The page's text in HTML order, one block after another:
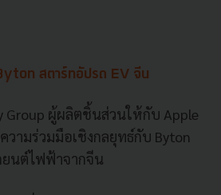
สตาร์ทอัปรถ EV จีน
Group ผู้ผลิตชิ้นส่วนให้กับ Apple
วามร่วมมือเชิงกลยุทธ์กับ Byton
นต์ไฟฟ้าจากจีน